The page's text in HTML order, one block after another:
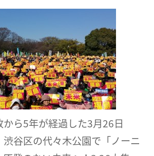
ら5年が経過した3月26日
渋谷区の代々木公園で「ノーニ